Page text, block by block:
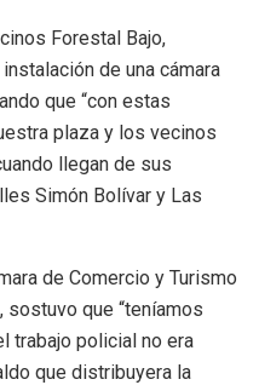
Forestal Bajo,
de una cámara
que “con estas
plaza y los vecinos
llegan de sus
Simón Bolívar y Las
de Comercio y Turismo
sostuvo que “teníamos
trabajo policial no era
que distribuyera la